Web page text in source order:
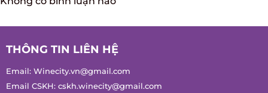
Không có bình luận nào
THÔNG TIN LIÊN HỆ